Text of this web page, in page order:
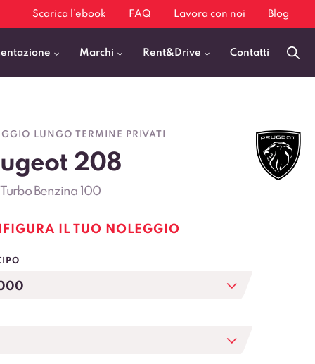
Scarica l’ebook FAQ Lavora con noi Blog
Elettrica
Marchi Rent&Drive Contatti
LUNGO TERMINE PRIVATI
208
Benzina 100
IL TUO NOLEGGIO